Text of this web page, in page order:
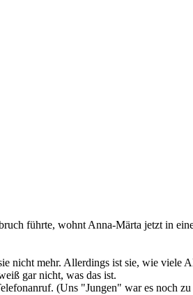
führte, wohnt Anna-Märta jetzt in
mehr. Allerdings ist sie, wie viele
gar nicht, was das ist.
(Uns "Jungen" war es noch